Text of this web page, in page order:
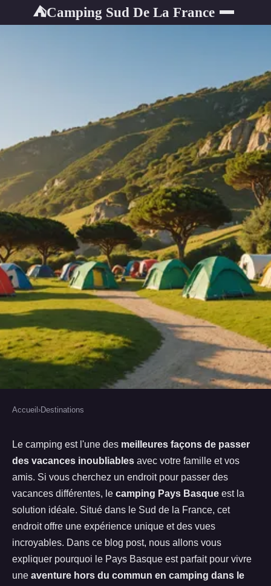
⛺Camping Sud De La France
Passez des vacances de rêve dans
le camping Pays Basque, dans le
Sud de la France.
Bertrand 21 octobre 2022•2 min de lecture
Accueil ›Destinations
Le camping est l'une des meilleures façons de passer
des vacances inoubliables avec votre famille et vos
amis. Si vous cherchez un endroit pour passer des
vacances différentes, le camping Pays Basque est la
solution idéale. Situé dans le Sud de la France, cet
endroit offre une expérience unique et des vues
incroyables. Dans ce blog post, nous allons vous
expliquer pourquoi le Pays Basque est parfait pour vivre
une aventure hors du commun en camping dans le